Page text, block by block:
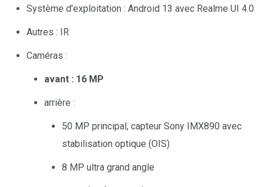
Système d’exploitation : Android 13 avec Realme UI 4.0
Autres : IR
Caméras :
avant : 16 MP
arrière :
50 MP principal, capteur Sony IMX890 avec
stabilisation optique (OIS)
8 MP ultra grand angle